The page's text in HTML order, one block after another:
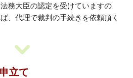
務大臣の認定を受けていますの
、代理で裁判の手続きを依頼頂く
立て